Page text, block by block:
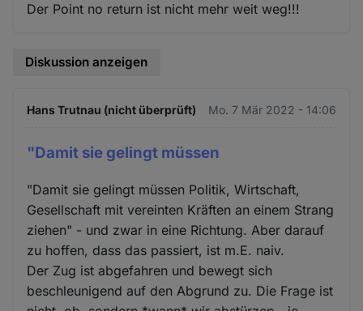
Der Point no return ist nicht mehr weit weg!!!
Diskussion anzeigen
Hans Trutnau (nicht überprüft) Mo. 7 Mär 2022 - 14:06
"Damit sie gelingt müssen
"Damit sie gelingt müssen Politik, Wirtschaft,
Gesellschaft mit vereinten Kräften an einem Strang
ziehen" - und zwar in eine Richtung. Aber darauf
zu hoffen, dass das passiert, ist m.E. naiv.
Der Zug ist abgefahren und bewegt sich
beschleunigend auf den Abgrund zu. Die Frage ist